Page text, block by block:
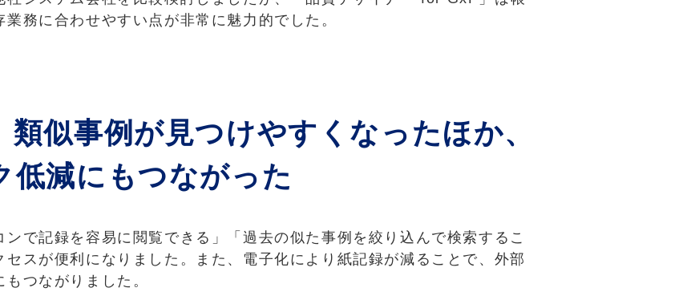
務に合わせやすい点が非常に魅力的でした。
類似事例が見つけやすくなったほか、
低減にもつながった
で記録を容易に閲覧できる」「過去の似た事例を絞り込んで検索するこ
スが便利になりました。また、電子化により紙記録が減ることで、外部
つながりました。